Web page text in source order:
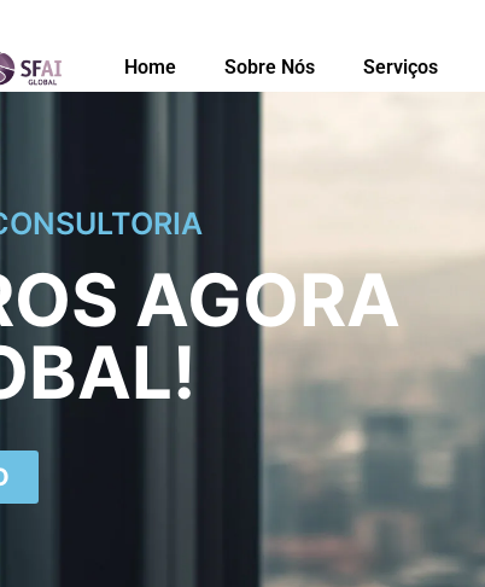
Home Sobre Nós Serviços
AGORA